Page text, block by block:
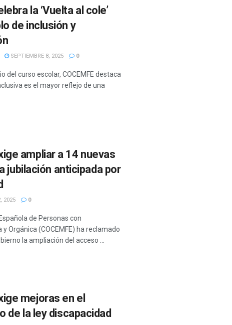
la ‘Vuelta al cole’
de inclusión y
SEPTIEMBRE 8, 2025 0
del curso escolar, COCEMFE destaca
es el mayor reflejo de una
ampliar a 14 nuevas
jubilación anticipada por
2025 0
de Personas con
y Orgánica (COCEMFE) ha reclamado
la ampliación del acceso ...
mejoras en el
de la ley discapacidad